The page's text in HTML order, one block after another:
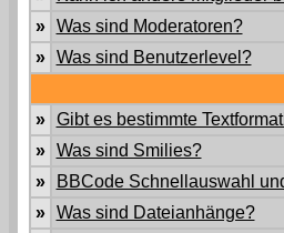
»
Was sind Moderatoren?
»
Was sind Benutzerlevel?
»
Gibt es bestimmte
»
Was sind Smilies?
»
BBCode Schnellauswahl
»
Was sind Dateianhänge?